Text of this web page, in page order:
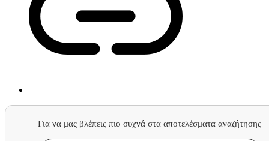
Για να μας βλέπεις πιο συχνά στα αποτελέσματα αναζήτησης